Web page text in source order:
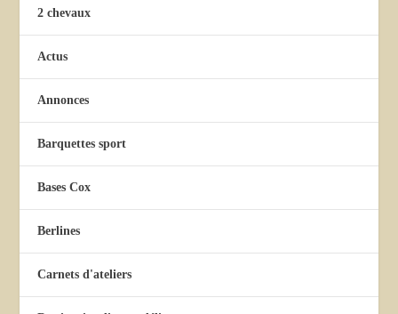
2 chevaux
Actus
Annonces
Barquettes sport
Bases Cox
Berlines
Carnets d'ateliers